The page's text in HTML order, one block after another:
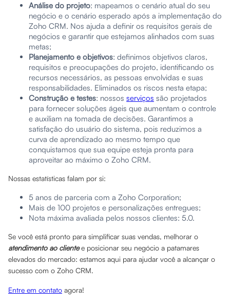
Análise do projeto: mapeamos o cenário atual do seu
negócio e o cenário esperado após a implementação do
Zoho CRM. Nos ajuda a definir os requisitos gerais de
negócios e garantir que estejamos alinhados com suas
metas;
Planejamento e objetivos: definimos objetivos claros,
requisitos e preocupações do projeto, identificando os
recursos necessários, as pessoas envolvidas e suas
responsabilidades. Eliminados os riscos nesta etapa;
Construção e testes: nossos serviços são projetados
para fornecer soluções ágeis que aumentam o controle
e auxiliam na tomada de decisões. Garantimos a
satisfação do usuário do sistema, pois reduzimos a
curva de aprendizado ao mesmo tempo que
conquistamos que sua equipe esteja pronta para
aproveitar ao máximo o Zoho CRM.
Nossas estatísticas falam por si:
5 anos de parceria com a Zoho Corporation;
Mais de 100 projetos e personalizações entregues;
Nota máxima avaliada pelos nossos clientes: 5.0.
Se você está pronto para simplificar suas vendas, melhorar o
atendimento ao clientee posicionar seu negócio a patamares
elevados do mercado: estamos aqui para ajudar você a alcançar o
sucesso com o Zoho CRM.
Entre em contato agora!